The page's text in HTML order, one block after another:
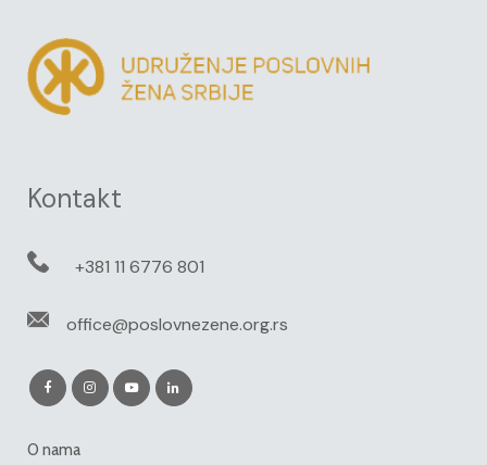
Kontakt
+381 11 6776 801
office@poslovnezene.org.rs
O nama